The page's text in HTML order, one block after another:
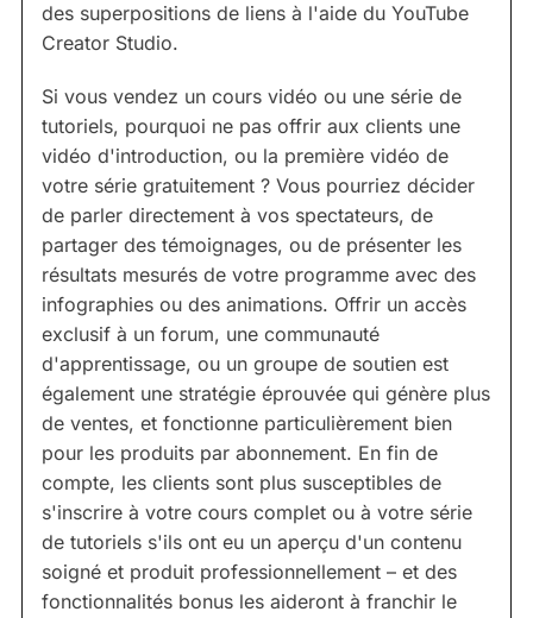
des superpositions de liens à l'aide du YouTube
Creator Studio.
Si vous vendez un cours vidéo ou une série de
tutoriels, pourquoi ne pas offrir aux clients une
vidéo d'introduction, ou la première vidéo de
votre série gratuitement ? Vous pourriez décider
de parler directement à vos spectateurs, de
partager des témoignages, ou de présenter les
résultats mesurés de votre programme avec des
infographies ou des animations. Offrir un accès
exclusif à un forum, une communauté
d'apprentissage, ou un groupe de soutien est
également une stratégie éprouvée qui génère plus
de ventes, et fonctionne particulièrement bien
pour les produits par abonnement. En fin de
compte, les clients sont plus susceptibles de
s'inscrire à votre cours complet ou à votre série
de tutoriels s'ils ont eu un aperçu d'un contenu
soigné et produit professionnellement – et des
fonctionnalités bonus les aideront à franchir le